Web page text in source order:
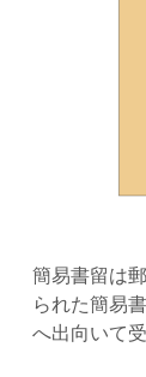
簡易書留は
られた簡易
へ出向いて